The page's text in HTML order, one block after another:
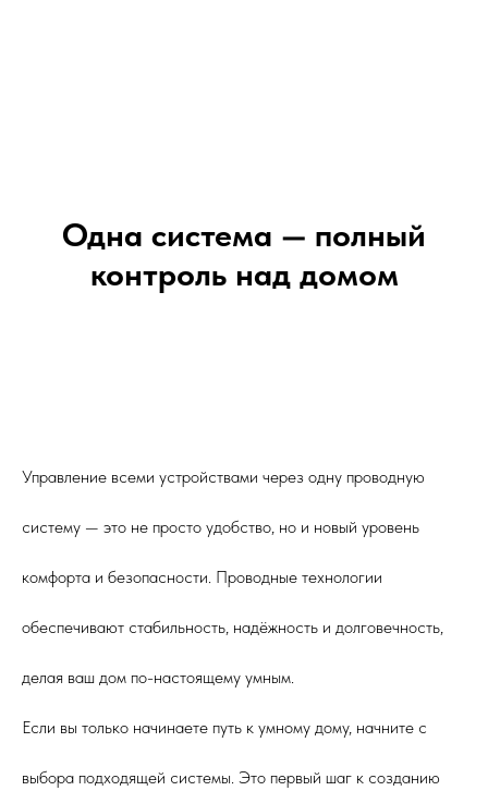
Одна система — полный
контроль над домом
Управление всеми устройствами через одну проводную
систему — это не просто удобство, но и новый уровень
комфорта и безопасности. Проводные технологии
обеспечивают стабильность, надёжность и долговечность,
делая ваш дом по-настоящему умным.
Если вы только начинаете путь к умному дому, начните с
выбора подходящей системы. Это первый шаг к созданию